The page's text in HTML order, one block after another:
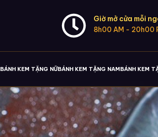
Giờ mở cửa mỗi
8h00 AM - 20h00
BÁNH KEM TẶNG NỮBÁNH KEM TẶNG NAMBÁNH KEM